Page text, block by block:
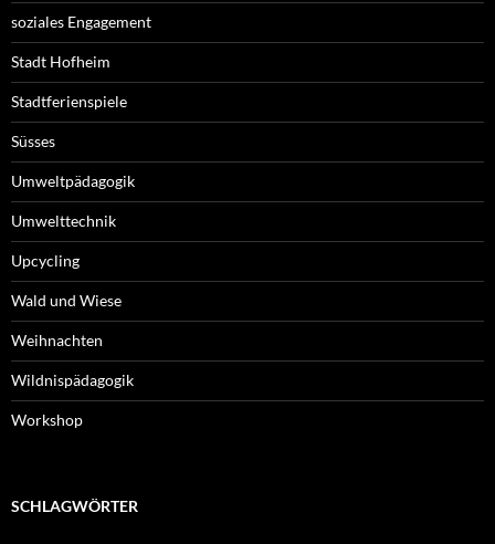
soziales Engagement
Stadt Hofheim
Stadtferienspiele
Süsses
Umweltpädagogik
Umwelttechnik
Upcycling
Wald und Wiese
Weihnachten
Wildnispädagogik
Workshop
SCHLAGWÖRTER